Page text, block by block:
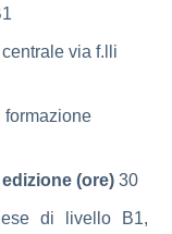
via f.lli
formazione
edizione (ore) 30
di livello B1,